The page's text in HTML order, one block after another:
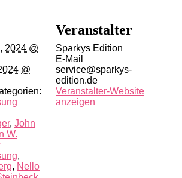
2024 @
@
, John
W.
,
, Nello
Veranstalter
Sparkys Edition
E-Mail
service@sparkys-
edition.de
Veranstalter-Website
anzeigen